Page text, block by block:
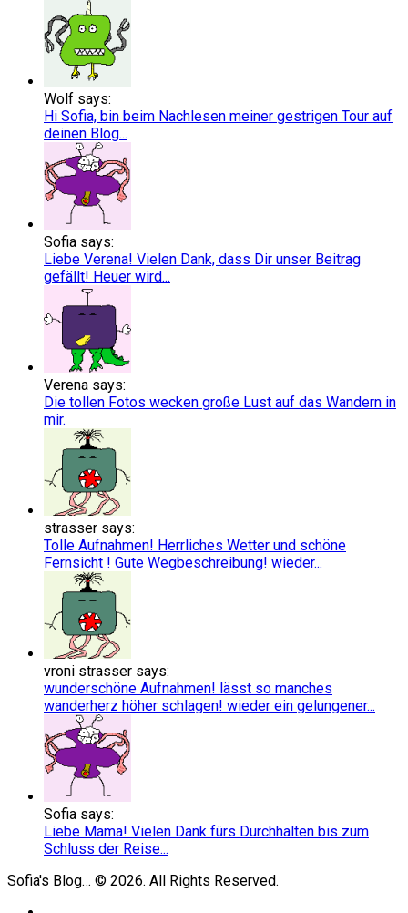
Wolf says:
Hi Sofia, bin beim Nachlesen meiner gestrigen Tour auf
deinen Blog...
Sofia says:
Liebe Verena! Vielen Dank, dass Dir unser Beitrag
gefällt! Heuer wird...
Verena says:
Die tollen Fotos wecken große Lust auf das Wandern in
mir.
strasser says:
Tolle Aufnahmen! Herrliches Wetter und schöne
Fernsicht ! Gute Wegbeschreibung! wieder...
vroni strasser says:
wunderschöne Aufnahmen! lässt so manches
wanderherz höher schlagen! wieder ein gelungener...
Sofia says:
Liebe Mama! Vielen Dank fürs Durchhalten bis zum
Schluss der Reise...
Sofia's Blog… © 2026. All Rights Reserved.